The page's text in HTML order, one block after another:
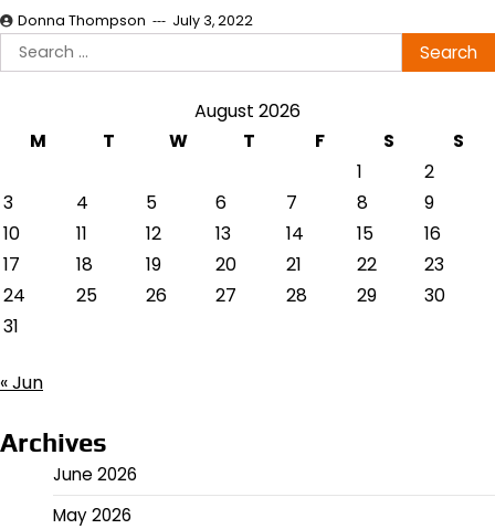
Donna Thompson July 3, 2022
Search
for:
August 2026
M
T W T F S
S
1
2
3
4 5 6 7 8
9
10
11 12 13 14 15
16
17
18 19 20 21 22
23
24
25 26 27 28 29
30
31
« Jun
Archives
June 2026
May 2026